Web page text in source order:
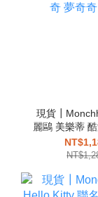
現貨
麗鷗 美樂蒂 酷
奇 夢奇奇